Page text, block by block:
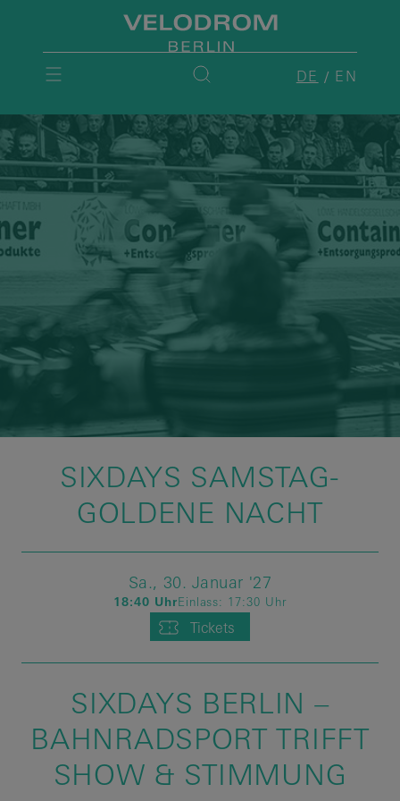
DE EN
SIXDAYS SAMSTAG-
GOLDENE NACHT
Sa., 30. Januar '27
18:40 UhrEinlass: 17:30 Uhr
Tickets
SIXDAYS BERLIN –
BAHNRADSPORT TRIFFT
SHOW & STIMMUNG